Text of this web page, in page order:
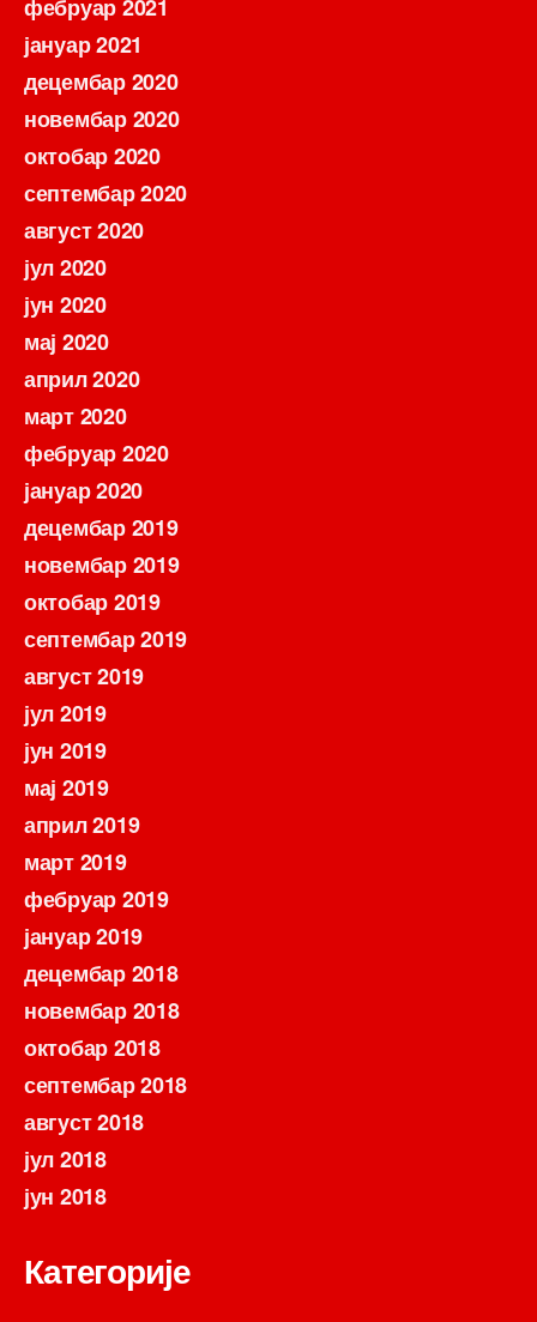
фебруар 2021
јануар 2021
децембар 2020
новембар 2020
октобар 2020
септембар 2020
август 2020
јул 2020
јун 2020
мај 2020
април 2020
март 2020
фебруар 2020
јануар 2020
децембар 2019
новембар 2019
октобар 2019
септембар 2019
август 2019
јул 2019
јун 2019
мај 2019
април 2019
март 2019
фебруар 2019
јануар 2019
децембар 2018
новембар 2018
октобар 2018
септембар 2018
август 2018
јул 2018
јун 2018
Категорије